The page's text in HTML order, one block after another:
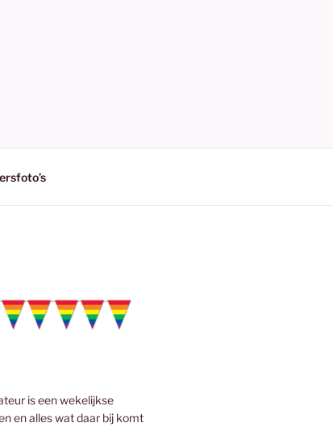
is een wekelijkse
en alles wat daar bij komt